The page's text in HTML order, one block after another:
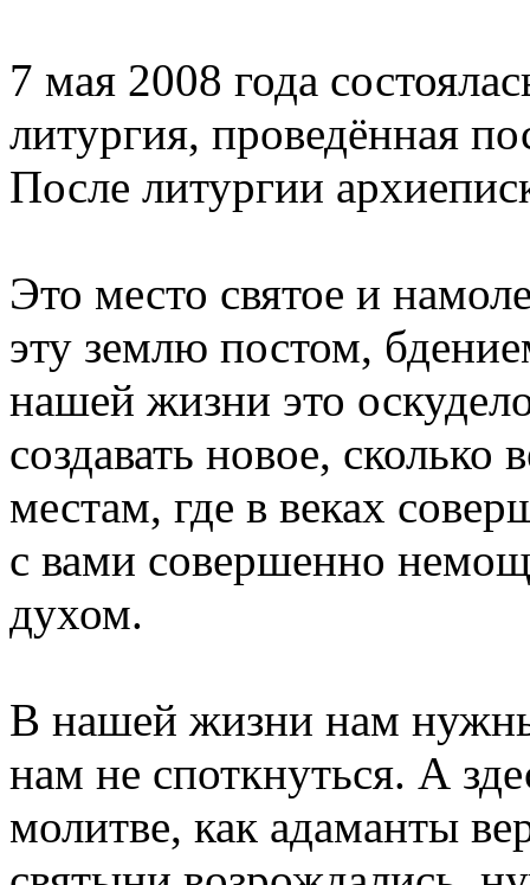
7 мая 2008 года
литургия, проведённая
После литургии
Это место святое и
эту землю постом,
нашей жизни это
создавать новое,
местам, где в веках
с вами совершенно
духом.
В нашей жизни нам
нам не споткнуться. А
молитве, как адаманты